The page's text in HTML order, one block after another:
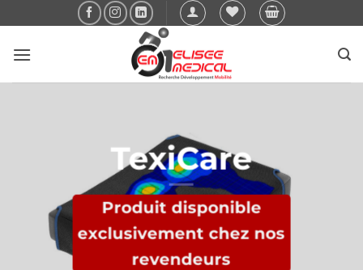
au
contenu
TexiCare
Produit disponible
exclusivement chez nos
revendeurs